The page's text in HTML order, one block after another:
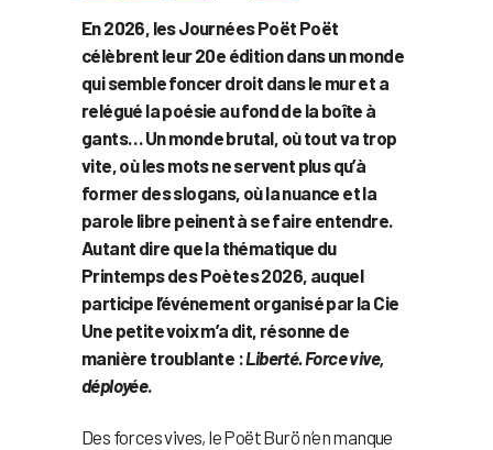
En 2026, les Journées Poët Poët
célèbrent leur 20e édition dans un monde
qui semble foncer droit dans le mur et a
relégué la poésie au fond de la boîte à
gants… Un monde brutal, où tout va trop
vite, où les mots ne servent plus qu’à
former des slogans, où la nuance et la
parole libre peinent à se faire entendre.
Autant dire que la thématique du
Printemps des Poètes 2026, auquel
participe l’événement organisé par la Cie
Une petite voix m’a dit, résonne de
manière troublante :Liberté. Force vive,
déployée.
Des forces vives, le Poët Burö n’en manque